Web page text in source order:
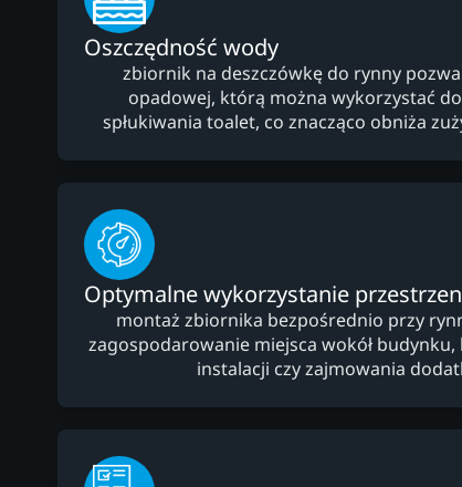
Oszczędność wody
zbiornik na deszczówkę do rynny
opadowej, którą można wykorzystać
spłukiwania toalet, co znacząco obniża
Optymalne wykorzystanie
montaż zbiornika bezpośrednio przy
zagospodarowanie miejsca wokół
instalacji czy zajmowania